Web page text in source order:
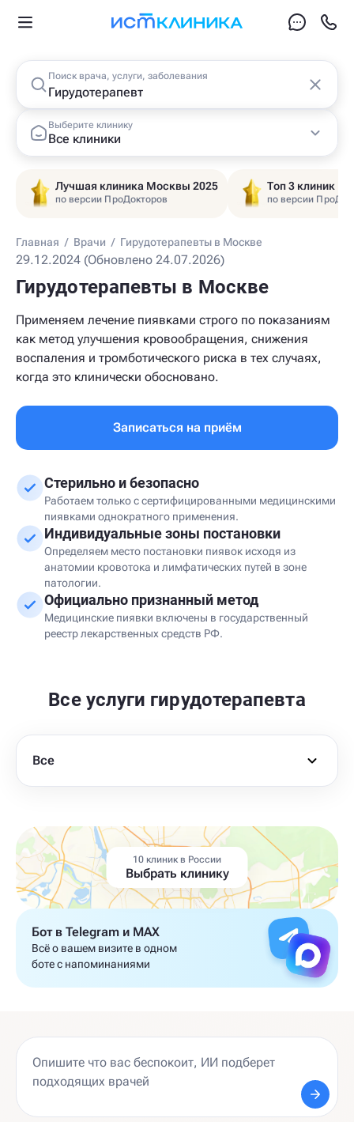
Поиск врача, услуги, заболевания
Выберите клинику
Все клиники
Лучшая клиника Москвы 2025
по версии ПроДокторов
Топ 3 клиник
по версии
Главная / Врачи / Гирудотерапевты в Москве
29.12.2024 (Обновлено 24.07.2026)
Гирудотерапевты в Москве
Применяем лечение пиявками строго по показаниям
как метод улучшения кровообращения, снижения
воспаления и тромботического риска в тех случаях,
когда это клинически обосновано.
Записаться на приём
Стерильно и безопасно
Работаем только с сертифицированными медицинскими
пиявками однократного применения.
Индивидуальные зоны постановки
Определяем место постановки пиявок исходя из
анатомии кровотока и лимфатических путей в зоне
патологии.
Официально признанный метод
Медицинские пиявки включены в государственный
реестр лекарственных средств РФ.
Все услуги гирудотерапевта
Все
10 клиник в России
Выбрать клинику
Бот в Telegram и MAX
Всё о вашем визите в одном
боте с напоминаниями